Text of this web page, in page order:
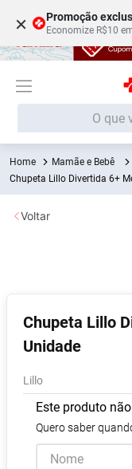
× Promoção
Economize R$10
O que você está
Mamãe e Bebê
Chupeta Lillo Divertida 6+
Chupeta Lillo
Unidade
Lillo
Este produto
Quero saber
Voltar
Termos mais
1º Fralda
2
6 º
7º Shampoo
9º Pampers
10º Lavitan